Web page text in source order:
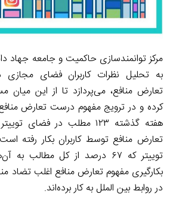
مرکز توانمندسازی حاکمیت و جامعه جهاد
به تحلیل نظرات کاربران فضای
تعارض منافع، می‌پردازد تا از این میان
کرده و در ترویج مفهوم درست تعارض
هفته گذشته ۱۲۳ مطلب در فضای
تعارض منافع توسط کاربران بکار رفته
توییتر که ۶۷ درصد از کل
بکارگیری مفهوم تعارض منافع اغلب تضاد
در روابط بین الملل به کار برده‌اند.